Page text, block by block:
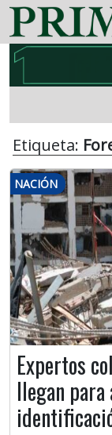
Etiqueta:
NACIÓN
Expertos
llegan para